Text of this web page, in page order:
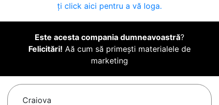
ți click aici pentru a vă loga.
Este acesta compania dumneavoastră?
Felicitări! Aă cum să primești materialele de
marketing
Craiova